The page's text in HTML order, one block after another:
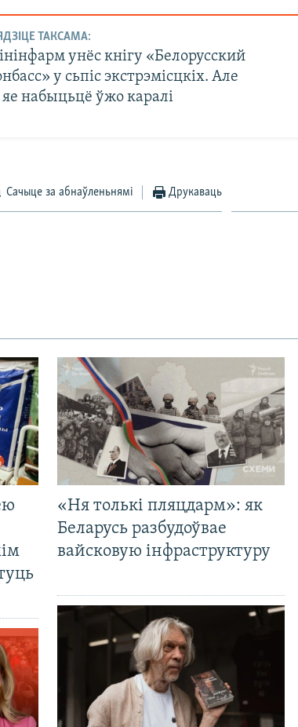
ТАКСАМА:
унёс кнігу «Белорусский
у сьпіс экстрэмісцкіх. Але
яе набыцьцё ўжо каралі
Сачыце за абнаўленьнямі Друкаваць
«Ня толькі пляцдарм»: як
Беларусь разбудоўвае
вайсковую інфраструктуру